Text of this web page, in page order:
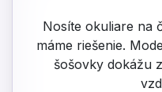
Nosíte okuliare na
máme riešenie.
šošovky dokážu